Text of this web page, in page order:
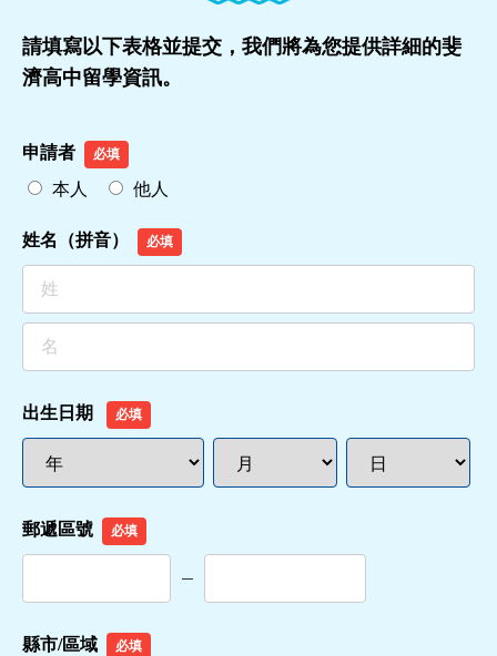
請填寫以下表格並提交，我們將為您提供詳細的斐
濟高中留學資訊。
申請者 必填
本人 他人
姓名（拼音） 必填
出生日期 必填
郵遞區號 必填
縣市/區域 必填